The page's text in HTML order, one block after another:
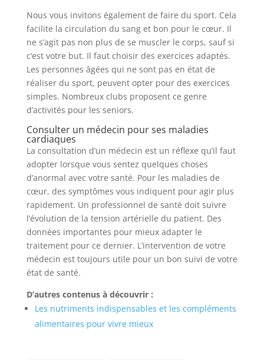
Nous vous invitons également de faire du sport. Cela
facilite la circulation du sang et bon pour le cœur. Il
ne s’agit pas non plus de se muscler le corps, sauf si
c’est votre but. Il faut choisir des exercices adaptés.
Les personnes âgées qui ne sont pas en état de
réaliser du sport, peuvent opter pour des exercices
simples. Nombreux clubs proposent ce genre
d’activités pour les seniors.
Consulter un médecin pour ses maladies
cardiaques
La consultation d’un médecin est un réflexe qu’il faut
adopter lorsque vous sentez quelques choses
d’anormal avec votre santé. Pour les maladies de
cœur, des symptômes vous indiquent pour agir plus
rapidement. Un professionnel de santé doit suivre
l’évolution de la tension artérielle du patient. Des
données importantes pour mieux adapter le
traitement pour ce dernier. L’intervention de votre
médecin est toujours utile pour un bon suivi de votre
état de santé.
D’autres contenus à découvrir :
Les nutriments indispensables et les compléments
alimentaires pour vivre mieux